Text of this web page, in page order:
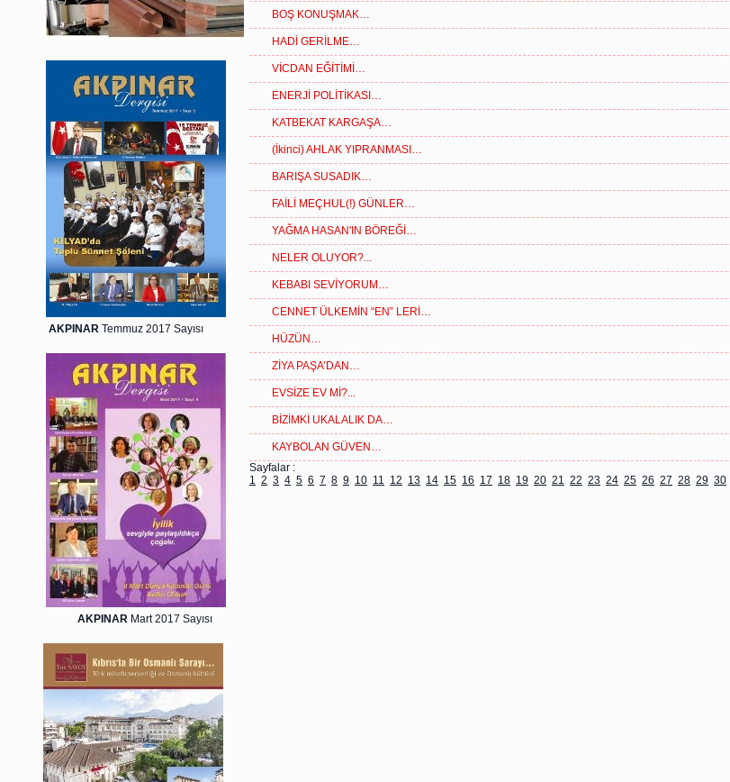
AKPINAR Temmuz 2017 Sayısı
AKPINAR Mart 2017 Sayısı
BOŞ KONUŞMAK…
HADİ GERİLME…
VİCDAN EĞİTİMİ…
ENERJİ POLİTİKASI…
KATBEKAT KARGAŞA…
(İkinci) AHLAK YIPRANMASI…
BARIŞA SUSADIK…
FAİLİ MEÇHUL(!) GÜNLER…
YAĞMA HASAN'IN BÖREĞİ…
NELER OLUYOR?...
KEBABI SEVİYORUM…
CENNET ÜLKEMİN “EN” LERİ…
HÜZÜN…
ZİYA PAŞA’DAN…
EVSİZE EV Mİ?...
BİZİMKİ UKALALIK DA…
KAYBOLAN GÜVEN…
Sayfalar :
1 2 3 4 5 6 7 8 9 10 11 12 13 14 15 16 17 18 19 20 21 22 23 24 25 26 27 28 29 30